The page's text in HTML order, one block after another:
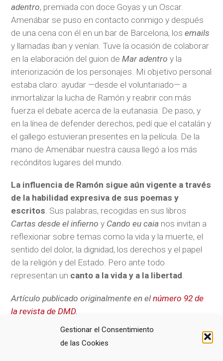
Gestionar el Consentimiento
de las Cookies
adentro, premiada con doce Goyas y un Oscar.
Amenábar se puso en contacto conmigo y después
de una cena con él en un bar de Barcelona, losemails
y llamadas iban y venían. Tuve la ocasión de colaborar
en la elaboración del guion deMar adentroy la
interiorización de los personajes. Mi objetivo personal
estaba claro: ayudar —desde el voluntariado— a
inmortalizar la lucha de Ramón y reabrir con más
fuerza el debate acerca de la eutanasia. De paso, y
en la línea de defender derechos, pedí que el catalán y
el gallego estuvieran presentes en la película. De la
mano de Amenábar nuestra causa llegó a los más
recónditos lugares del mundo.
La influencia de Ramón sigue aún vigente a través
de la habilidad expresiva de sus poemas y
escritos. Sus palabras, recogidas en sus libros
Cartas desde el infierno y Cando eu caia nos invitan a
reflexionar sobre temas como la vida y la muerte, el
sentido del dolor, la dignidad, los derechos y el papel
de la religión y del Estado. Pero ante todo
representan un canto a la vida y a la libertad.
Artículo publicado originalmente en elnúmero 92 de
la revista de DMD.
COMPARTE ESTE ARTÍCULO